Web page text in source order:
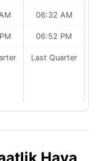
06:32 AM
06:52 PM
Last Quarter